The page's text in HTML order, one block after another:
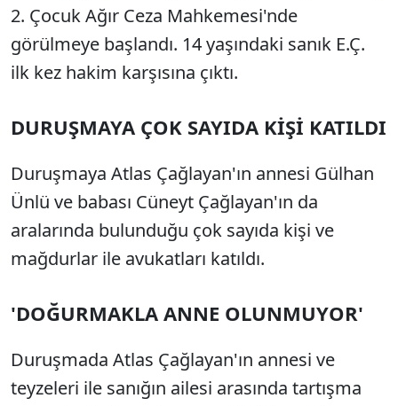
2. Çocuk Ağır Ceza Mahkemesi'nde
görülmeye başlandı. 14 yaşındaki sanık E.Ç.
ilk kez hakim karşısına çıktı.
DURUŞMAYA ÇOK SAYIDA KİŞİ KATILDI
Duruşmaya Atlas Çağlayan'ın annesi Gülhan
Ünlü ve babası Cüneyt Çağlayan'ın da
aralarında bulunduğu çok sayıda kişi ve
mağdurlar ile avukatları katıldı.
'DOĞURMAKLA ANNE OLUNMUYOR'
Duruşmada Atlas Çağlayan'ın annesi ve
teyzeleri ile sanığın ailesi arasında tartışma